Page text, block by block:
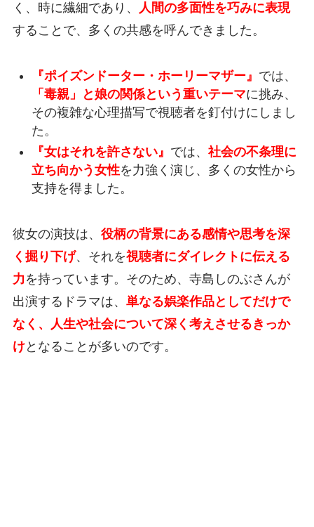
く、時に繊細であり、
人間の多面性を巧みに表現
することで、多くの共感を呼んできました。
『ポイズンドーター・ホーリーマザー』 では、
「毒親」と娘の関係という重いテーマに挑み、
その複雑な心理描写で視聴者を釘付けにしまし
た。
『女はそれを許さない』 では、 社会の不条理に
立ち向かう女性を力強く演じ、多くの女性から
支持を得ました。
彼女の演技は、 役柄の背景にある感情や思考を深
く掘り下げ、それを視聴者にダイレクトに伝える
力 を持っています。そのため、寺島しのぶさんが
出演するドラマは、 単なる娯楽作品としてだけで
なく、人生や社会について深く考えさせるきっか
けとなることが多いのです。